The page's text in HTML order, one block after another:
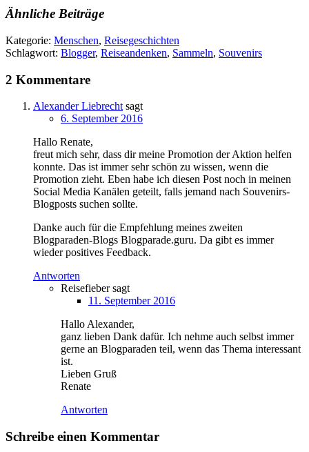
Ähnliche Beiträge
Kategorie: Menschen, Reisegeschichten
Schlagwort: Blogger, Reiseandenken, Sammeln, Souvenirs
2 Kommentare
Alexander Liebrecht sagt
6. September 2016
Hallo Renate,
freut mich sehr, dass dir meine Promotion der Aktion helfen
konnte. Das ist immer sehr schön zu wissen, wenn die
Promotion zieht. Eben habe ich diesen Post noch in meinen
Social Media Kanälen geteilt, falls jemand nach Souvenirs-
Blogposts suchen sollte.
Danke auch für die Empfehlung meines zweiten
Blogparaden-Blogs Blogparade.guru. Da gibt es immer
wieder positives Feedback.
Antworten
Reisefiebersagt
11. September 2016
Hallo Alexander,
ganz lieben Dank dafür. Ich nehme auch selbst immer
gerne an Blogparaden teil, wenn das Thema interessant
ist.
Lieben Gruß
Renate
Antworten
Schreibe einen Kommentar